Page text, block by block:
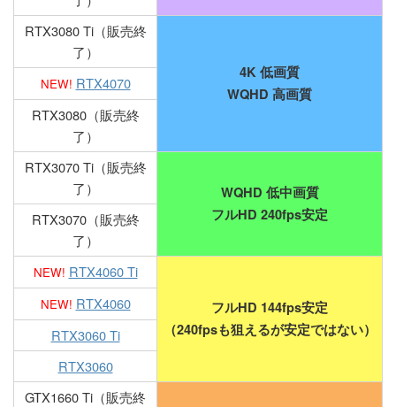
RTX3080 Ti（販売終
了）
4K 低画質
WQHD 高画質
NEW! RTX4070
RTX3080（販売終
了）
RTX3070 Ti（販売終
了）
WQHD 低中画質
フルHD 240fps安定
RTX3070（販売終
了）
NEW! RTX4060 Ti
フルHD 144fps安定
（240fpsも狙えるが安定ではない）
NEW! RTX4060
RTX3060 Ti
RTX3060
GTX1660 Ti（販売終